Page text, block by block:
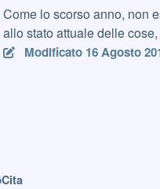
Come lo scorso anno, non
allo stato attuale delle
Modificato 16 Agosto
Cita